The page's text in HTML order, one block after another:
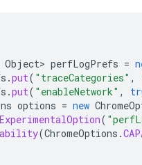
Object> perfLogPrefs =
.put( "traceCategories" ,
.put( "enableNetwork" ,
options = new
(
(ChromeOptions .